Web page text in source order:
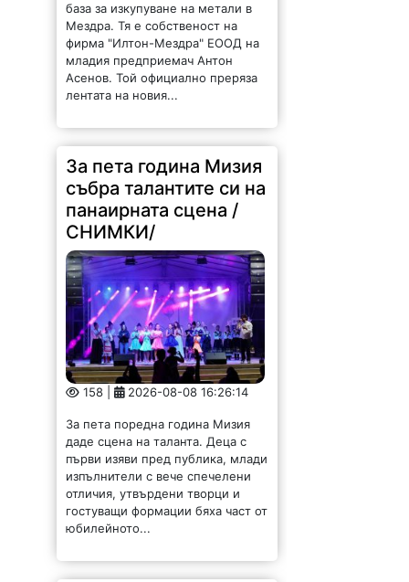
база за изкупуване на метали в
Мездра. Тя е собственост на
фирма "Илтон-Мездра" ЕООД на
младия предприемач Антон
Асенов. Той официално преряза
лентата на новия...
За пета година Мизия
събра талантите си на
панаирната сцена /
СНИМКИ/
158 | 2026-08-08 16:26:14
За пета поредна година Мизия
даде сцена на таланта. Деца с
първи изяви пред публика, млади
изпълнители с вече спечелени
отличия, утвърдени творци и
гостуващи формации бяха част от
юбилейното...